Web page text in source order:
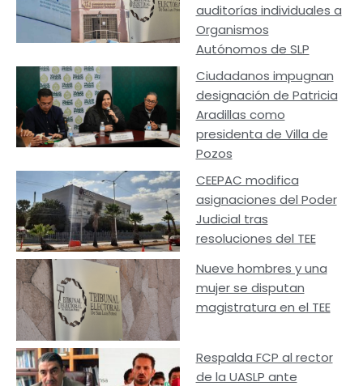
auditorías individuales a
Organismos
Autónomos de SLP
Ciudadanos impugnan
designación de Patricia
Aradillas como
presidenta de Villa de
Pozos
CEEPAC modifica
asignaciones del Poder
Judicial tras
resoluciones del TEE
Nueve hombres y una
mujer se disputan
magistratura en el TEE
Respalda FCP al rector
de la UASLP ante